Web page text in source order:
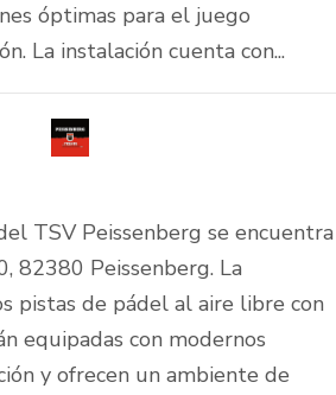
óptimas para el juego
La instalación cuenta con...
TSV Peissenberg se encuentra
82380 Peissenberg. La
pistas de pádel al aire libre con
equipadas con modernos
y ofrecen un ambiente de